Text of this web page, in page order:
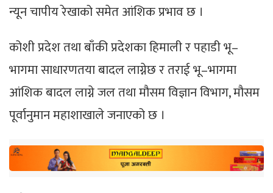
न्यून चापीय रेखाको समेत आंशिक प्रभाव छ ।
कोशी प्रदेश तथा बाँकी प्रदेशका हिमाली र पहाडी भू–
भागमा साधारणतया बादल लाग्नेछ र तराई भू–भागमा
आंशिक बादल लाग्ने जल तथा मौसम विज्ञान विभाग, मौसम
पूर्वानुमान महाशाखाले जनाएको छ ।